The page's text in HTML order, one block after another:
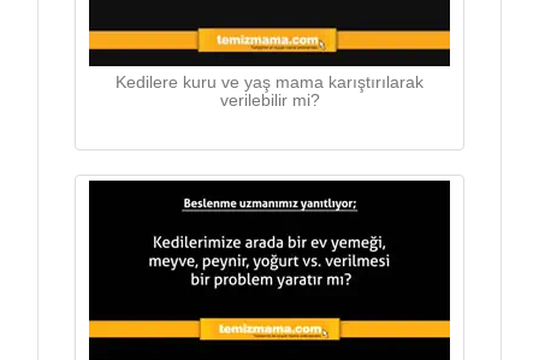
Kedilere kuru ve yaş mama karıştırılarak
verilebilir mi?